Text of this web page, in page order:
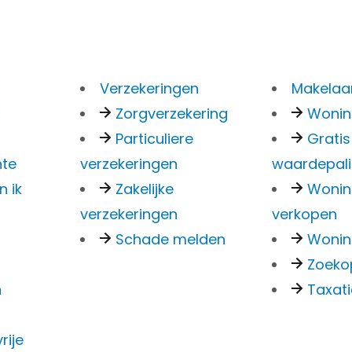
ik
Verzekeringen
Zorgverzekering
Particuliere
verzekeringen
Zakelijke
verzekeringen
Schade melden
Gratis
verkopen
verkoop
met